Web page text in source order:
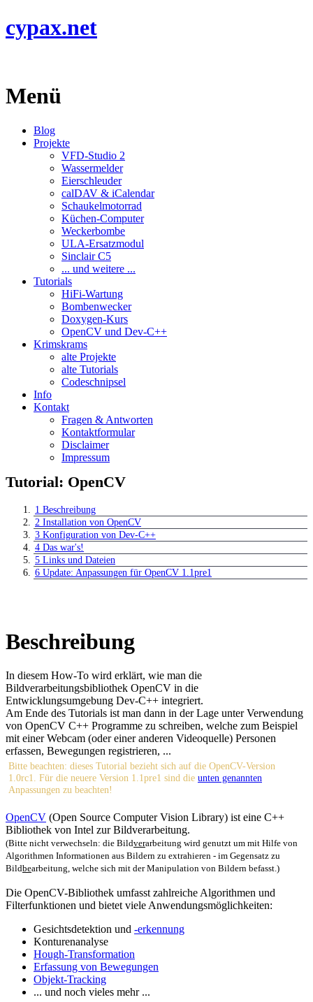
cypax.net
Menü
Blog
Projekte
VFD-Studio 2
Wassermelder
Eierschleuder
calDAV & iCalendar
Schaukelmotorrad
Küchen-Computer
Weckerbombe
ULA-Ersatzmodul
Sinclair C5
... und weitere ...
Tutorials
HiFi-Wartung
Bombenwecker
Doxygen-Kurs
OpenCV und Dev-C++
Krimskrams
alte Projekte
alte Tutorials
Codeschnipsel
Info
Kontakt
Fragen & Antworten
Kontaktformular
Disclaimer
Impressum
Tutorial: OpenCV
1 Beschreibung
2 Installation von OpenCV
3 Konfiguration von Dev-C++
4 Das war's!
5 Links und Dateien
6 Update: Anpassungen für OpenCV 1.1pre1
Beschreibung
In diesem How-To wird erklärt, wie man die
Bildverarbeitungsbibliothek OpenCV in die
Entwicklungsumgebung Dev-C++ integriert.
Am Ende des Tutorials ist man dann in der Lage unter Verwendung
von OpenCV C++ Programme zu schreiben, welche zum Beispiel
mit einer Webcam (oder einer anderen Videoquelle) Personen
erfassen, Bewegungen registrieren, ...
Bitte beachten: dieses Tutorial bezieht sich auf die OpenCV-Version
1.0rc1. Für die neuere Version 1.1pre1 sind die unten genannten
Anpassungen zu beachten!
OpenCV (Open Source Computer Vision Library) ist eine C++
Bibliothek von Intel zur Bildverarbeitung.
(Bitte nicht verwechseln: die Bildverarbeitung wird genutzt um mit Hilfe von
Algorithmen Informationen aus Bildern zu extrahieren - im Gegensatz zu
Bildbearbeitung, welche sich mit der Manipulation von Bildern befasst.)
Die OpenCV-Bibliothek umfasst zahlreiche Algorithmen und
Filterfunktionen und bietet viele Anwendungsmöglichkeiten:
Gesichtsdetektion und -erkennung
Konturenanalyse
Hough-Transformation
Erfassung von Bewegungen
Objekt-Tracking
... und noch vieles mehr ...